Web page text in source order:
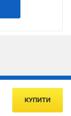
КУПИТИ
та пропозиції
ПІДПИСАТИСЯ